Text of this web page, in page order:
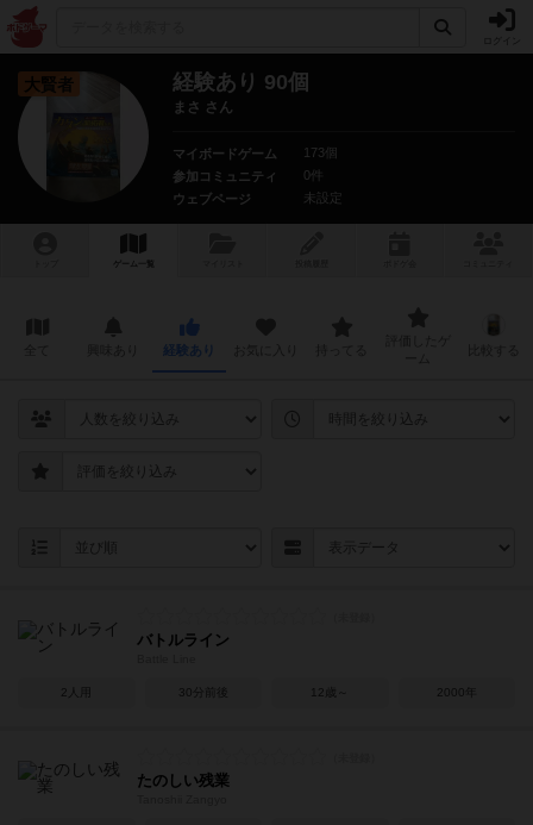
大賢者 経験あり 90個
まさ さん
マイボードゲーム
173個
参加コミュニティ
0件
ウェブページ
未設定
ゲーム一覧
経験あり
バトルライン
2人用 30分前後 12歳～ 2000年
たのしい残業